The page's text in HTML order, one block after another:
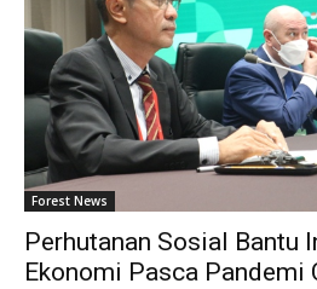
Forest News
Perhutanan Sosial Bantu
Ekonomi Pasca Pandemi